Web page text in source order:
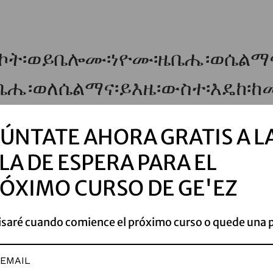
AHORA GRATIS A
DE ESPERA PARA EL
CURSO DE GE'EZ
cuando comience el próximo curso o quede una